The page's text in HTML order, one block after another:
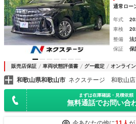
通常ロー
年式
車検
整備
法
保証
保
販売店保証 車両状態評価書 グー鑑定 オンライ
和歌山県和歌山市 ネクステージ 和歌山店
まずは在庫確認・見積依頼
無料通話でお問い合